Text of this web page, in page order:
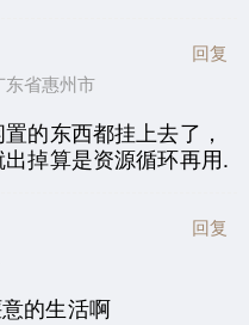
省惠州市
回复
的东西都挂上去了，
掉算是资源循环再用.
回复
的生活啊